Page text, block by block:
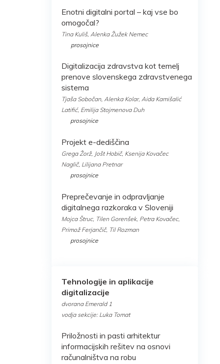
Enotni digitalni portal – kaj vse bo
omogočal?
Tina Kuliš, Alenka Žužek Nemec
prosojnice
Digitalizacija zdravstva kot temelj
prenove slovenskega zdravstvenega
sistema
Tjaša Sobočan, Alenka Kolar, Aida Kamišalić
Latifić, Emilija Stojmenova Duh
prosojnice
Projekt e-dediščina
Grega Žorž, Jošt Hobič, Ksenija Kovačec
Naglič, Lilijana Pretnar
prosojnice
Preprečevanje in odpravljanje
digitalnega razkoraka v Sloveniji
Mojca Štruc, Tilen Gorenšek, Petra Kovačec,
Primož Ferjančič, Til Rozman
prosojnice
Tehnologije in aplikacije
digitalizacije
dvorana Emerald 1
vodja sekcije: Luka Tomat
Priložnosti in pasti arhitektur
informacijskih rešitev na osnovi
računalništva na robu